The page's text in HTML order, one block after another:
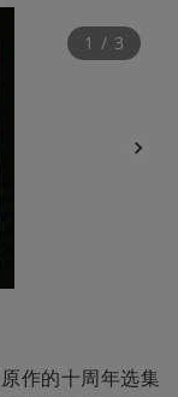
1 / 3
作的十周年选集